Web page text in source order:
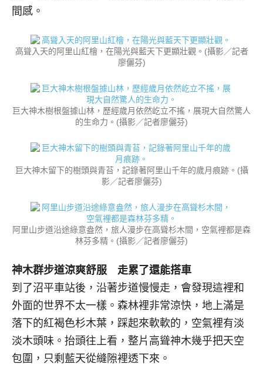
間感。
高聳入天的阿里山紅檜，在陽光與藍天下更顯壯觀。(攝影／記者
廖儷芬)
巨大神木樹根盤據山林，歷經歲月依然屹立不搖，展現大自然驚人
的生命力。(攝影／記者廖儷芬)
巨大神木留下的樹頭與青苔，記錄著阿里山千年的歲月痕跡。(攝
影／記者廖儷芬)
阿里山步道沿途綠意盎然，旅人漫步在高聳杉木間，空氣裡都是森
林芬多精。(攝影／記者廖儷芬)
神木群步道涼爽舒服 走累了還能搭車
到了沼平車站後，沿著步道慢慢走，會發現這裡和
外面的世界不太一樣。森林裡非常涼快，地上滿是
落下的紅褐色杉木葉，踩起來軟軟的，空氣裡有淡
淡木頭味。抬頭往上看，整片高聳神木幾乎把天空
包圍，只剩藍天從縫隙裡透下來。